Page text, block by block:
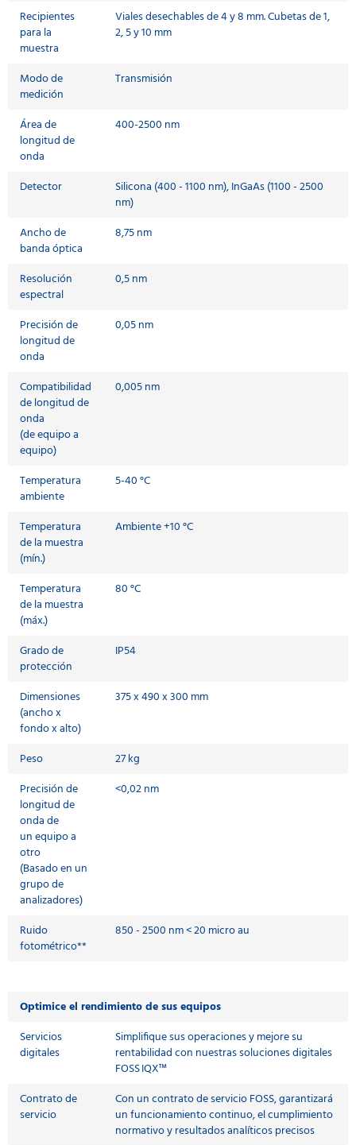
Recipientes
para la
muestra
Viales desechables de 4 y 8 mm. Cubetas de 1,
2, 5 y 10 mm
Modo de
medición
Transmisión
Área de
longitud de
onda
400-2500 nm
Detector
Silicona (400 - 1100 nm), InGaAs (1100 - 2500
nm)
Ancho de
banda óptica
8,75 nm
Resolución
espectral
0,5 nm
Precisión de
longitud de
onda
0,05 nm
Compatibilidad
de longitud de
onda
(de equipo a
equipo)
0,005 nm
Temperatura
ambiente
5-40 °C
Temperatura
de la muestra
(mín.)
Ambiente +10 °C
Temperatura
de la muestra
(máx.)
80 °C
Grado de
protección
IP54
Dimensiones
(ancho x
fondo x alto)
375 x 490 x 300 mm
Peso
27 kg
Precisión de
longitud de
onda de
un equipo a
otro
(Basado en un
grupo de
analizadores)
<0,02 nm
Ruido
fotométrico**
850 - 2500 nm < 20 micro au
Optimice el rendimiento de sus equipos
Servicios
digitales
Simplifique sus operaciones y mejore su
rentabilidad con nuestras soluciones digitales
FOSS IQX™
Contrato de
servicio
Con un contrato de servicio FOSS, garantizará
un funcionamiento continuo, el cumplimiento
normativo y resultados analíticos precisos